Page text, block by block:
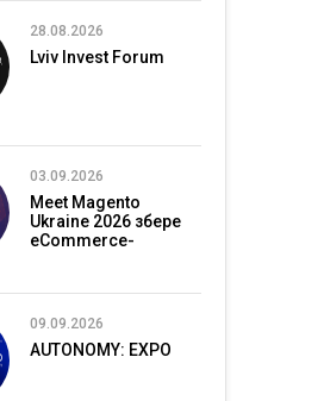
28.08.2026
Lviv Invest Forum
03.09.2026
Meet Magento
Ukraine 2026 збере
eCommerce-
09.09.2026
AUTONOMY: EXPO